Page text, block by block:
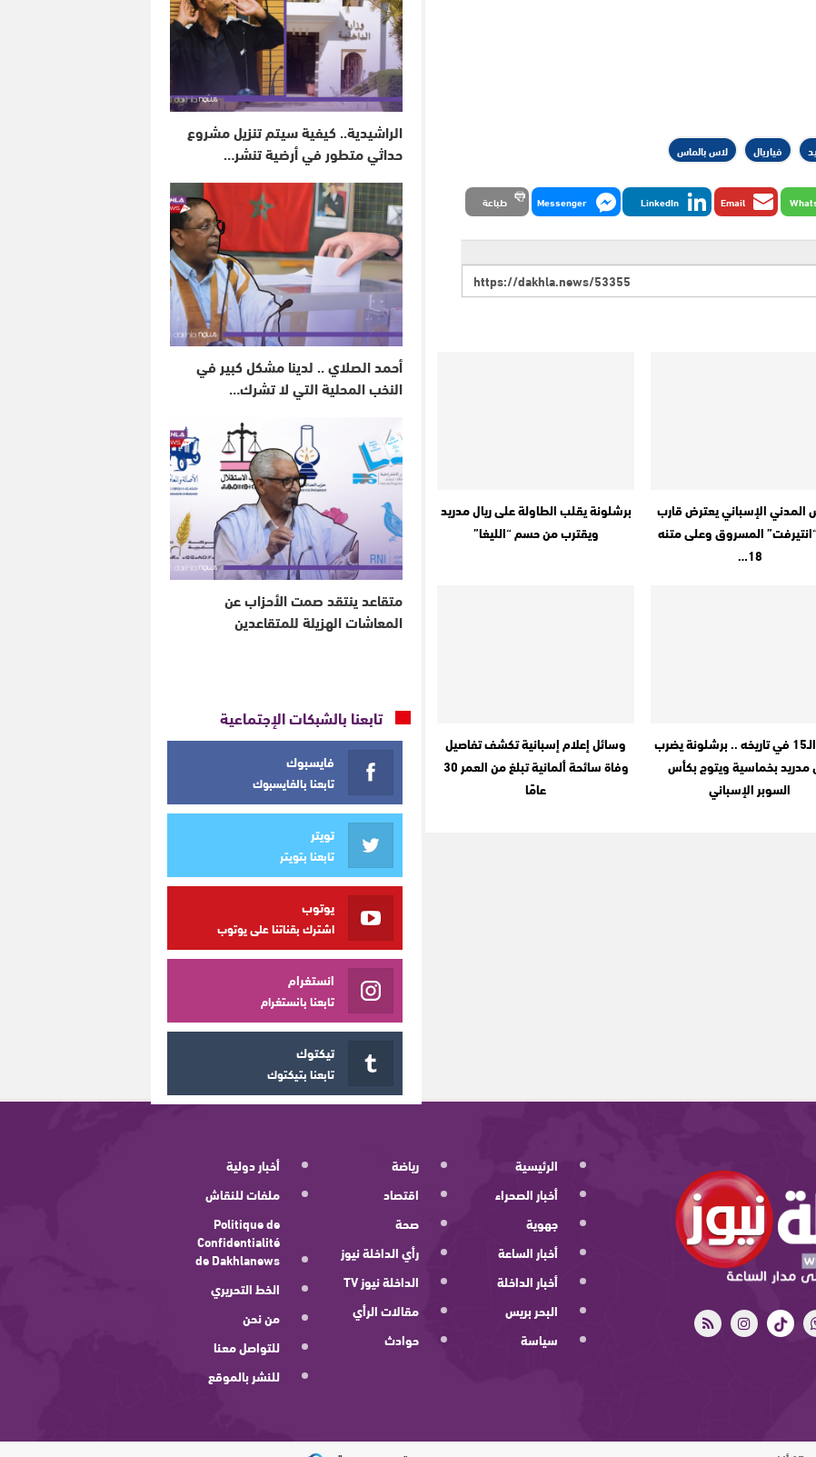
فياريال لاس بالماس
Email
LinkedIn
Messenger طباعة
المدني الإسباني يعترض قارب
المسروق وعلى متنه
18…
برشلونة يقلب الطاولة على ريال مدريد
ويقترب من حسم “الليغا”
للمرة الـ15 في تاريخه .. برشلونة يضرب
مدريد بخماسية ويتوج بكأس
السوبر الإسباني
وسائل إعلام إسبانية تكشف تفاصيل
وفاة سائحة ألمانية تبلغ من العمر 30
عامًا
الراشيدية.. كيفية سيتم تنزيل مشروع
حداثي متطور في أرضية تنشر…
أحمد الصلاي .. لدينا مشكل كبير في
النخب المحلية التي لا تشرك…
متقاعد ينتقد صمت الأحزاب عن
المعاشات الهزيلة للمتقاعدين
تابعنا بالشبكات الإجتماعية
فايسبوك
تابعنا بالفايسبوك
تويتر
تابعنا بتويتر
يوتوب
اشترك بقناتنا على يوتوب
انستغرام
تابعنا بانستغرام
تيكتوك
تابعنا بتيكتوك
الرئيسية
أخبار الصحراء
جهوية
أخبار الساعة
أخبار الداخلة
البحر بريس
سياسة
رياضة
اقتصاد
صحة
رأي الداخلة نيوز
الداخلة نيوز TV
مقالات الرأي
حوادث
أخبار دولية
ملفات للنقاش
Politique de
Confidentialité
de Dakhlanews
الخط التحريري
من نحن
للتواصل معنا
للنشر بالموقع